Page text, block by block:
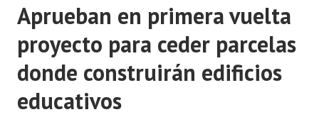
Aprueban en primera vuelta
proyecto para ceder parcelas
donde construirán edificios
educativos